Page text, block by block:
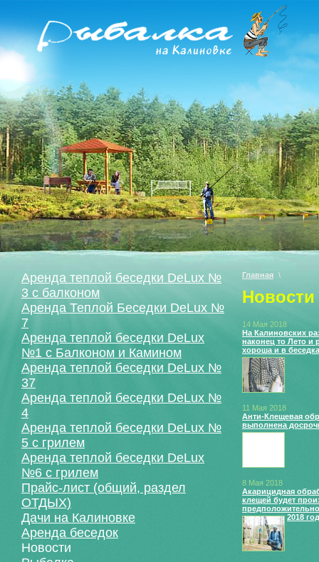
Аренда теплой беседки DeLux №
3 с балконом
Аренда Теплой Беседки DeLux №
7
Аренда теплой беседки DeLux
№1 с Балконом и Камином
Аренда теплой беседки DeLux №
37
Аренда теплой беседки DeLux №
4
Аренда теплой беседки DeLux №
5 с грилем
Аренда теплой беседки DeLux
№6 с грилем
Прайс-лист (общий, раздел
ОТДЫХ)
Дачи на Калиновке
Аренда беседок
Новости
Главная \
Новости
14 Мая 2018
На Калиновских
наконец то Лето и
хороша и в
11 Мая 2018
Анти-Клещевая
выполнена
8 Мая 2018
Акарицидная
клещей будет
2018